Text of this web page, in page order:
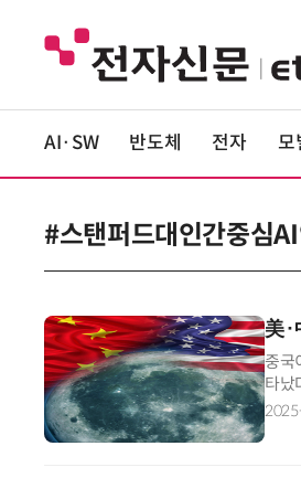
AI·SW 반도체 전자 모
#스탠퍼드대인간중심
美·
중국
타났